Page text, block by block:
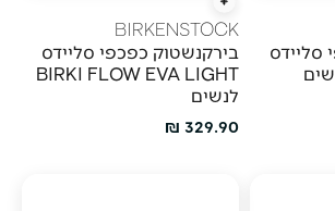
סליידס
הוספה מהירה
BIRKENSTOCK
בירקנשטוק כפכפי סליידס
BIRKI FLOW EVA LIGHT
לנשים
מחיר מבצע
329.90 ₪